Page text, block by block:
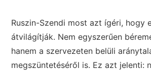
Ruszin-Szendi most azt ígéri, hogy
átvilágítják. Nem egyszerűen
hanem a szervezeten belüli
megszüntetéséről is. Ez azt jelenti: